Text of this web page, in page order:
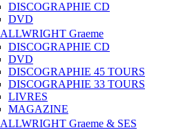
DISCOGRAPHIE CD
DVD
ALLWRIGHT Graeme
DISCOGRAPHIE CD
DVD
DISCOGRAPHIE 45 TOURS
DISCOGRAPHIE 33 TOURS
LIVRES
MAGAZINE
ALLWRIGHT Graeme & SES